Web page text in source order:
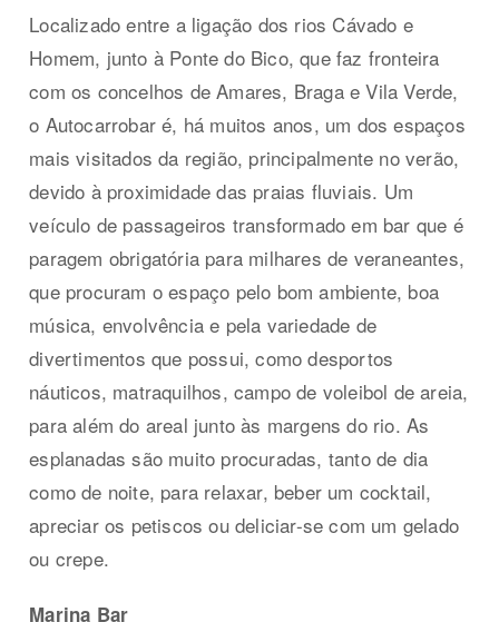
Localizado entre a ligação dos rios Cávado e
Homem, junto à Ponte do Bico, que faz fronteira
com os concelhos de Amares, Braga e Vila Verde,
o Autocarrobar é, há muitos anos, um dos espaços
mais visitados da região, principalmente no verão,
devido à proximidade das praias fluviais. Um
veículo de passageiros transformado em bar que é
paragem obrigatória para milhares de veraneantes,
que procuram o espaço pelo bom ambiente, boa
música, envolvência e pela variedade de
divertimentos que possui, como desportos
náuticos, matraquilhos, campo de voleibol de areia,
para além do areal junto às margens do rio. As
esplanadas são muito procuradas, tanto de dia
como de noite, para relaxar, beber um cocktail,
apreciar os petiscos ou deliciar-se com um gelado
ou crepe.
Marina Bar